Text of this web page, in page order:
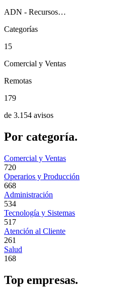
ADN - Recursos…
Categorías
15
Comercial y Ventas
Remotas
179
de 3.154 avisos
Por categoría.
Comercial y Ventas
720
Operarios y Producción
668
Administración
534
Tecnología y Sistemas
517
Atención al Cliente
261
Salud
168
Top empresas.